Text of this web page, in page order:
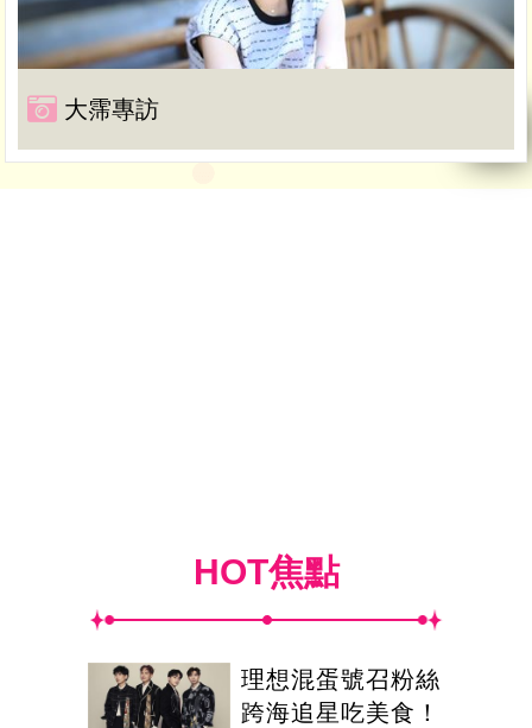
大霈專訪
HOT焦點
理想混蛋號召粉絲
跨海追星吃美食！